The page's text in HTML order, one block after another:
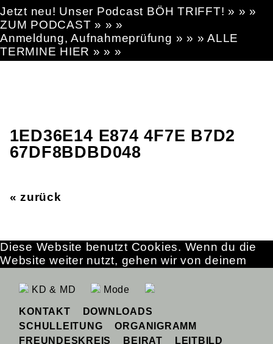
Jetzt neu! Unser Podcast BÖH TRIFFT! » » »
ZUM PODCAST » » »
Anmeldung, Aufnahmeprüfung » » » ALLE
TERMINE HIER » » »
1ED36E14 E874 4F7E B7D2
67DF8BDBD048
« zurück
KD & MD Mode
KONTAKT
DOWNLOADS
SCHULLEITUNG
ORGANIGRAMM
FREUNDESKREIS
BEIRAT LEITBILD
Diese Website benutzt Cookies. Wenn du die
Website weiter nutzt, gehen wir von deinem